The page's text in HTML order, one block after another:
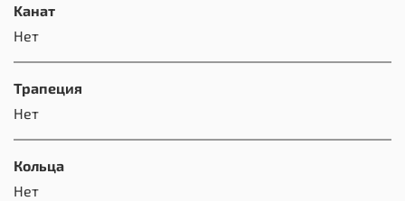
Kанат
Нет
Трапеция
Нет
Кольца
Нет